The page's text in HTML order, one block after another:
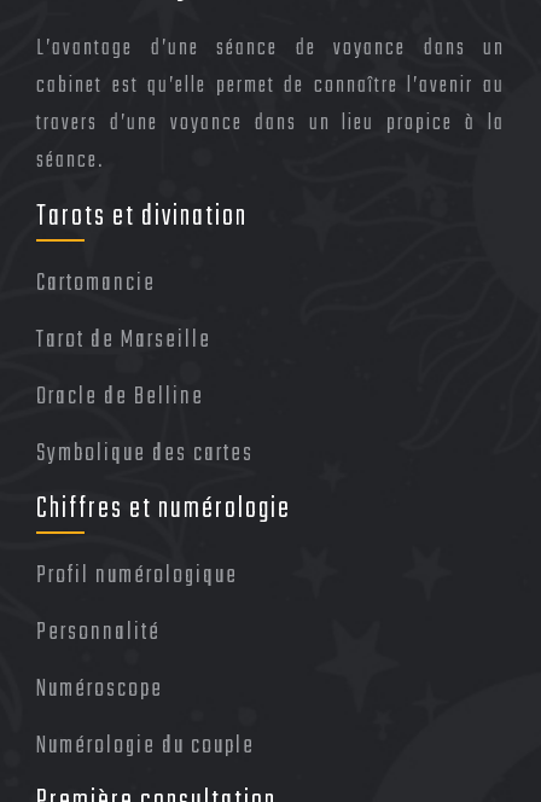
L’avantage d’une séance de voyance dans un
cabinet est qu’elle permet de connaître l’avenir au
travers d’une voyance dans un lieu propice à la
séance.
Tarots et divination
Cartomancie
Tarot de Marseille
Oracle de Belline
Symbolique des cartes
Chiffres et numérologie
Profil numérologique
Personnalité
Numéroscope
Numérologie du couple